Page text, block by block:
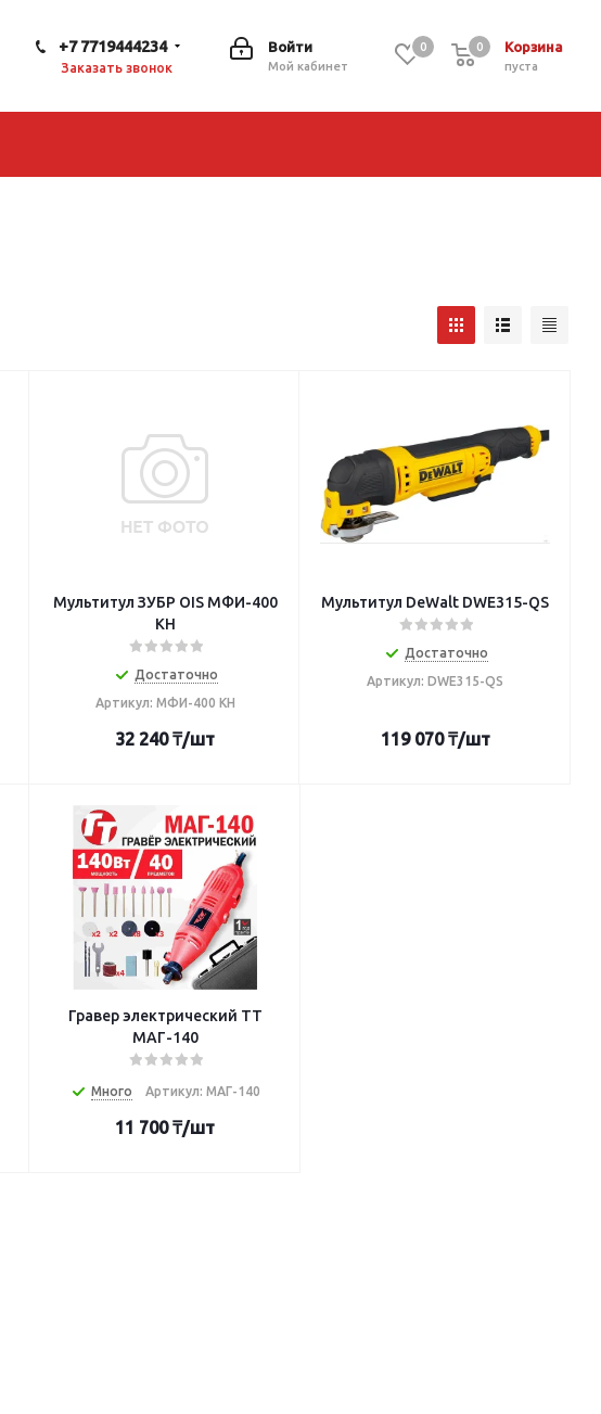
0 Корзина
0
пуста
0
Войти
Мой кабинет
+7 7719444234
Заказать звонок
Мультитул ЗУБР OIS МФИ-400
КН
Достаточно
Артикул: МФИ-400 КН
32 240₸/шт
Мультитул DeWalt DWE315-QS
Достаточно
Артикул: DWE315-QS
119 070₸/шт
Гравер электрический TT
МАГ-140
Много Артикул: МАГ-140
11 700₸/шт